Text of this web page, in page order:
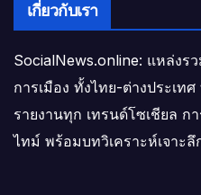
เกี่ยวกับเรา
SocialNews.online: แหล่งร
การเมือง ทั้งไทย-ต่างประเท
รายงานทุก เทรนด์โซเชียล ก
ไทม์ พร้อมบทวิเคราะห์เจาะลึ